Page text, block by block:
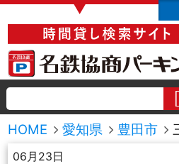
▼
HOME 愛知県 豊田市
06月23日